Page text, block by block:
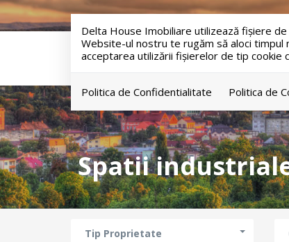
Delta House Imobiliare utilizează fişiere
Website-ul nostru te rugăm să aloci timpul
acceptarea utilizării fişierelor de tip cookie
Politica de Confidentialitate Politica de
Spatii
Tip Proprietate